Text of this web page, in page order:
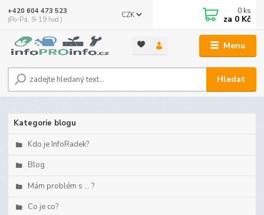
Menu
CZK
Hledat
+420 604 473 523
(Po-Pá, 9-19 hod.)
0 ks
za 0 Kč
Kategorie blogu
Kdo je InfoRadek?
Blog
Mám problém s ... ?
Co je co?